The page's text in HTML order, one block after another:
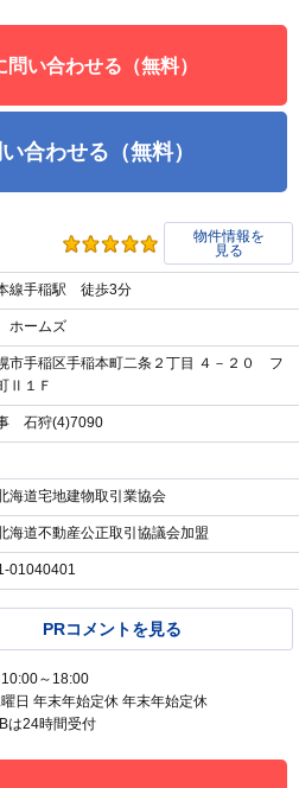
問い合わせる（無料）
合わせる（無料）
物件情報を
見る
線手稲駅 徒歩3分
ホームズ
市手稲区手稲本町二条２丁目 ４－２０ フ
Ⅱ１Ｆ
石狩(4)7090
海道宅地建物取引業協会
海道不動産公正取引協議会加盟
01040401
PRコメントを見る
10:00～18:00
日 年末年始定休 年末年始定休
は24時間受付